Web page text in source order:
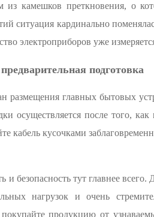
из камешков преткновения, о
ситуация кардинально
электроприборов уже
подготовка
размещения главных бытовых
осуществляется после того,
кабель кусочками
безопасность тут главнее
нагрузок и очень
продукцию от